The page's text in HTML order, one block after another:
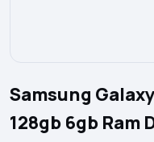
Samsung
128gb 6gb Ram